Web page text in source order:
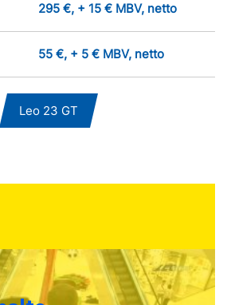
295 €, + 15 € MBV, netto
55 €, + 5 € MBV, netto
Leo 23 GT